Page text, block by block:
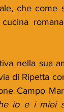
che come
nella sua
di Ripetta
Campo
io e i miei